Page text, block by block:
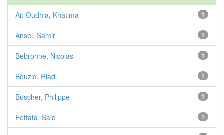
1
Ait-Oudhia, Khatima
1
Ansel, Samir
1
Bebronne, Nicolas
1
Bouzid, Riad
1
Büscher, Philippe
1
Fettata, Said